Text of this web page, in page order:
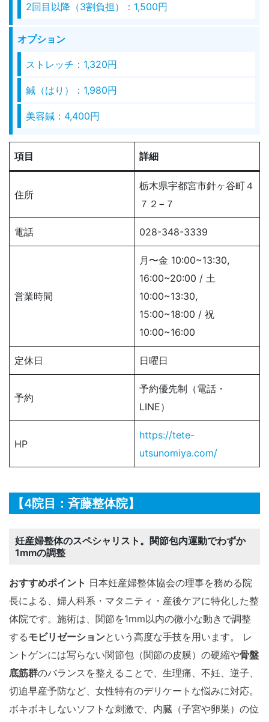
2回目以降（3割負担）：1,500円
オプション
ストレッチ：1,320円
鍼（はり）：1,980円
美容鍼：4,400円
項目 詳細
住所
栃木県宇都宮市針ヶ谷町４
７２−７
電話 028-348-3339
営業時間
月〜金 10:00~13:30,
16:00~20:00 / 土
10:00~13:30,
15:00~18:00 / 祝
10:00~16:00
定休日 日曜日
予約
予約優先制（電話・
LINE）
HP
https://tete-
utsunomiya.com/
【4院目：斉藤整体院】
妊産婦整体のスペシャリスト。関節包内運動でわずか
1mmの調整
おすすめポイント 日本妊産婦整体協会の理事を務める院
長による、婦人科系・マタニティ・産後ケアに特化した整
体院です。施術は、関節を1mm以内の微小な動きで調整
するモビリゼーションという高度な手技を用います。 レ
ントゲンには写らない関節包（関節の皮膜）の硬縮や骨盤
底筋群のバランスを整えることで、生理痛、不妊、逆子、
切迫早産予防など、女性特有のデリケートな悩みに対応。
ボキボキしないソフトな刺激で、内臓（子宮や卵巣）の位